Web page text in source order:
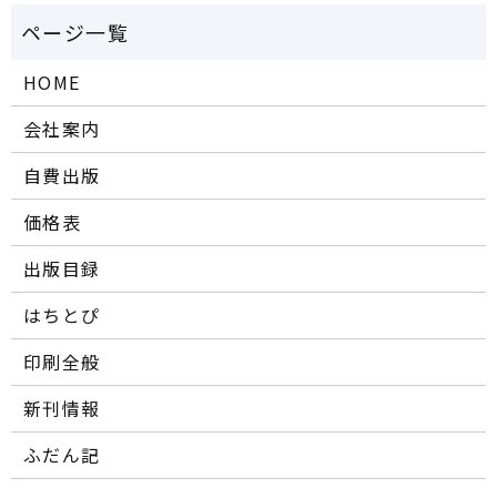
HOME
会社案内
自費出版
価格表
出版目録
はちとぴ
印刷全般
新刊情報
ふだん記